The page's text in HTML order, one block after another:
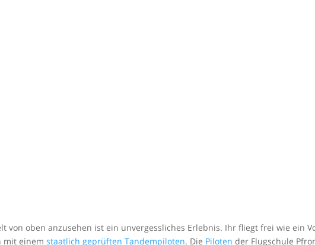
von oben anzusehen ist ein unvergessliches Erlebnis. Ihr fliegt frei wie ein
mit einemstaatlich geprüften Tandempiloten. Die Piloten der Flugschule